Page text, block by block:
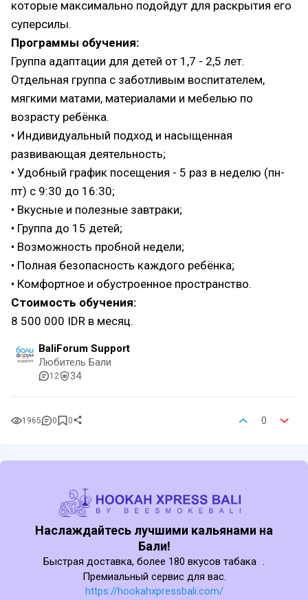
которые максимально подойдут для раскрытия его
суперсилы.
Программы обучения:
Группа адаптации для детей от 1,7 - 2,5 лет.
Отдельная группа с заботливым воспитателем,
мягкими матами, материалами и мебелью по
возрасту ребёнка.
• Индивидуальный подход и насыщенная
развивающая деятельность;
• Удобный график посещения - 5 раз в неделю (пн-
пт) с 9:30 до 16:30;
• Вкусные и полезные завтраки;
• Группа до 15 детей;
• Возможность пробной недели;
• Полная безопасность каждого ребёнка;
• Комфортное и обустроенное пространство.
Стоимость обучения:
8 500 000 IDR в месяц.
BaliForum Support
Любитель Бали
12 34
1965 0 0 0
Наслаждайтесь лучшими кальянами на
Бали!
Быстрая доставка, более 180 вкусов табака .
Премиальный сервис для вас.
https://hookahxpressbali.com/